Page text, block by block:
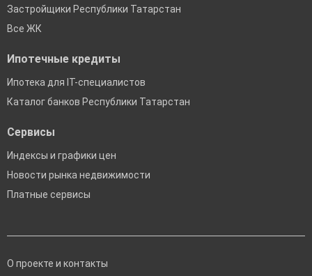
Застройщики Республики Татарстан
Все ЖК
Ипотечные кредиты
Ипотека для IT-специалистов
Каталог банков Республики Татарстан
Сервисы
Индексы и графики цен
Новости рынка недвижимости
Платные сервисы
О проекте и контакты